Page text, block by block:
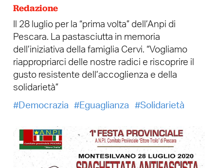
Redazione
Il 28 luglio per la “prima volta” dell’Anpi di
Pescara. La pastasciutta in memoria
dell’iniziativa della famiglia Cervi. “Vogliamo
riappropriarci delle nostre radici e riscoprire il
gusto resistente dell’accoglienza e della
solidarietà”
Democrazia
Eguaglianza Solidarietà